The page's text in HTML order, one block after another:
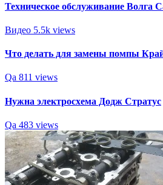
Техническое обслуживание Волга
Видео 5.5k views
Что делать для замены помпы
Qa 811 views
Нужна электросхема Додж Стратус
Qa 483 views